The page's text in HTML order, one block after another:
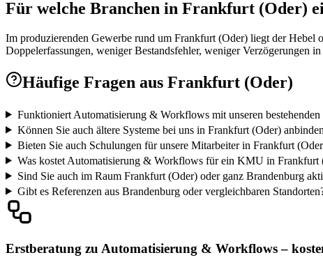
Für welche Branchen in Frankfurt (Oder)
Im produzierenden Gewerbe rund um Frankfurt (Oder) liegt der
Doppelerfassungen, weniger Bestandsfehler, weniger Verzögerungen
Häufige Fragen aus Frankfurt (Oder)
Funktioniert Automatisierung & Workflows mit unseren
Können Sie auch ältere Systeme bei uns in Frankfurt (Oder)
Bieten Sie auch Schulungen für unsere Mitarbeiter in Frankfurt
Was kostet Automatisierung & Workflows für ein KMU in Frankfurt
Sind Sie auch im Raum Frankfurt (Oder) oder ganz Brandenburg
Gibt es Referenzen aus Brandenburg oder vergleichbaren
Erstberatung zu Automatisierung & Workflows –